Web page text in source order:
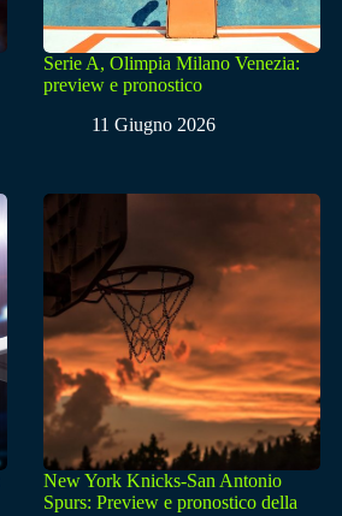
Serie A, Olimpia Milano Venezia:
preview e pronostico
11 Giugno 2026
New York Knicks-San Antonio
Spurs: Preview e pronostico della